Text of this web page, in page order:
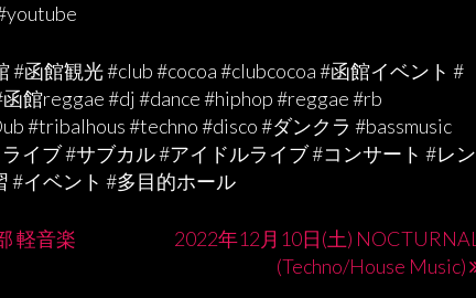
#函館観光#club #cocoa #clubcocoa#函館イベント #
館reggae#dj #dance #hiphop #reggae #rb
#tribalhous #techno #disco #ダンクラ #bassmusic
イブ#サブカル#アイドルライブ#コンサート #レン
#イベント #多目的ホール
軽音楽
2022年12月10日(土) NOCTURNAL
(Techno/House Music)